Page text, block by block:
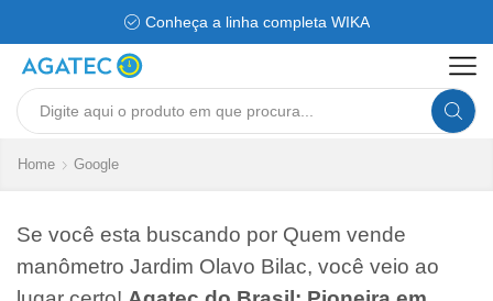
Conheça a linha completa WIKA
Search
Home Google
Se você esta buscando por Quem vende
manômetro Jardim Olavo Bilac, você veio ao